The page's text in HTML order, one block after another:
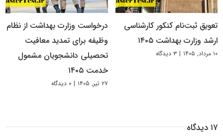
تعویق ثبت‌نام کنکور کارشناسی
ارشد وزارت بهداشت ۱۴۰۵
۱۰ مرداد, ۱۴۰۵ | ۳ دیدگاه
درخواست وزارت بهداشت از نظام
وظیفه برای تمدید معافیت
تحصیلی دانشجویان مشمول
خدمت ۱۴۰۵
۲۷ تیر, ۱۴۰۵ | ۰ دیدگاه
۱۷ دیدگاه